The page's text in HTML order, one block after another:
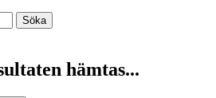
hämtas...